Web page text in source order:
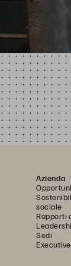
Azienda
sociale
Rapporti
Sedi